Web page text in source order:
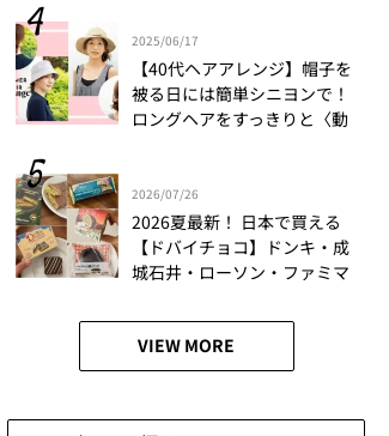
2025/06/17
【40代ヘアアレンジ】帽子を
被る日には簡単シニヨンで！
ロングヘアをすっきりと〈動
2026/07/26
2026夏最新！ 日本で買える
【ドバイチョコ】ドンキ・成
城石井・ローソン・ファミマ
VIEW MORE